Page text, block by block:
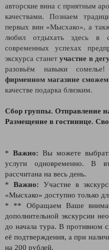
авторские вина с приятным
качествами. Познаем
первых вин «Мысхако», а
любил отдыхать здесь в
современных успехах
экскурса станетучастие в
разовьём навыки
фирменном магазине сможем
качестве подарка близким.
Сбор группы. Отправление
Размещение в гостинице.
* Важно: Вы можете
услуги одновременно. В
рассчитана на весь день.
* Важно: Участие в
«Мысхако» доступно только
* ** Обращаем Ваше
дополнительной экскурсии
до начала тура. В противном
её подтверждения, а при
на 200 рублей.